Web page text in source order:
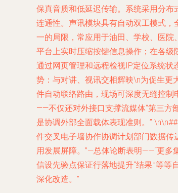
保真音质和低延迟传输。系统采用分
连通性。声讯模块具有自动双工模式
一的局限，常应用于油田、学校、医
平台上实时压缩按键信息操作；在各
通过网页管理和远程检视IP定位系统
势：与对讲、视讯交相辉映\n为促生更
件自动联络路由，现场可深度无缝控
——不仅还对外接口支撑流媒体“第三方
是协调外部全面载体表现准则。”
件交叉电子墙协作协调计划部门数据
用发展屏障。”—总体论断表明——“更多
信设先验点保证行落地提升“结果.”等
深化改造。”